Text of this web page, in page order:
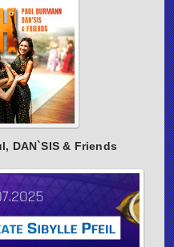
DAN`SIS & Friends